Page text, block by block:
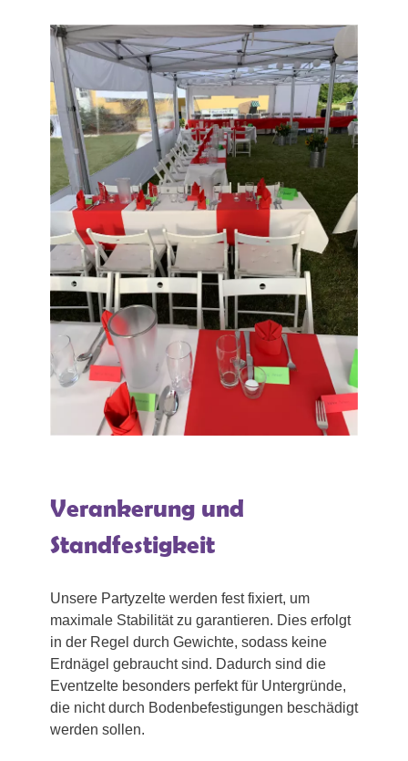
Verankerung und
Standfestigkeit
Unsere Partyzelte werden fest fixiert, um
maximale Stabilität zu garantieren. Dies erfolgt
in der Regel durch Gewichte, sodass keine
Erdnägel gebraucht sind. Dadurch sind die
Eventzelte besonders perfekt für Untergründe,
die nicht durch Bodenbefestigungen beschädigt
werden sollen.